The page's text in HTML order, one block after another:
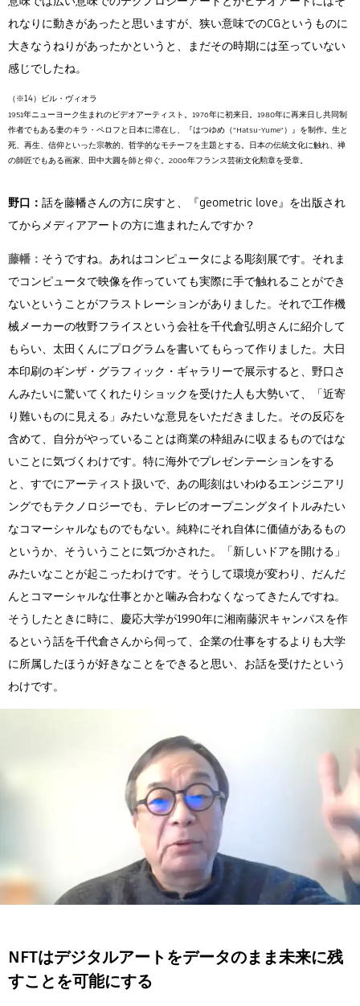
れなりに動きがあったと思いますが、狭い意味でのCGというものに
大きなうねりがあったかというと、まだその時期には至っていない
感じでしたね。
ビル・ヴィオラ
1951年ニューヨーク生まれのビデオアーティスト。1976年に初来日。1980年に再来日し共同制
作者でもある妻のキラ・ペロフと日本に滞在し、『はつゆめ（"Hatsu-Yume"）』を制作。生と
死、再生、信仰といった宗教的、哲学的なモチーフを主題とする。日本の伝統文化に触れ、禅
の師匠でもある画家、田中大圓を師と仰ぐ。2006年フランス芸術文化勲章を受章。
野口： 話を藤幡さんの方に戻すと、『geometric love』を出版され
てからメディアアートの方に進まれたんですか？
藤幡： そうですね。あれはコンピュータによる彫刻展です。それま
でコンピュータで映像を作っていても実際に手で触れることができ
ないということがフラストレーションがありました。それで工作機
械メーカーの牧野フライスという会社を千代倉弘明さんに紹介して
もらい、太田くんにプログラムを書いてもらって作りました。大日
本印刷のギンザ・グラフィック・ギャラリーで展示すると、野口さ
んみたいに驚いてくれたりショックを受けた人も大勢いて、「近寄
り難いものに見える」みたいな意見をいただきました。その反応を
含めて、自分がやっていることは商業の枠組みに収まるものではな
いことに気づくわけです。特に海外でプレゼンテーションをする
と、すでにアーティスト扱いで、あの彫刻はいわゆるエンジニアリ
ングでもテクノロジーでも、テレビのオープニングタイトルみたい
なコマーシャルなものでもない。純粋にそれ自体に価値があるもの
というか、そういうことに気づかされた。「新しいドアを開ける」
みたいなことが起こったわけです。そうして環境が変わり、だんだ
んとコマーシャルな仕事とかと噛み合わなくなってきたんですね。
そうしたときに時に、慶応大学が1990年に湘南藤沢キャンパスを作
るという話を千代倉さんから伺って、企業の仕事をするよりも大学
に所属したほうが好きなことをできると思い、お話を受けたという
わけです。
NFTはデジタルアートをデータのまま未来に残
すことを可能にする